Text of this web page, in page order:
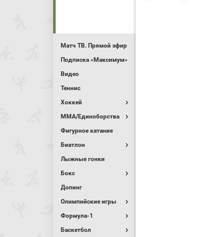
Матч ТВ. Прямой эфир
Подписка «Максимум»
Видео
Теннис
Хоккей
MMA/Единоборства
Фигурное катание
Биатлон
Лыжные гонки
Бокс
Допинг
Олимпийские игры
Формула-1
Баскетбол